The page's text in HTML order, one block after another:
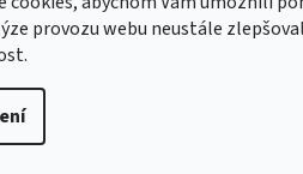
provozu webu neustále